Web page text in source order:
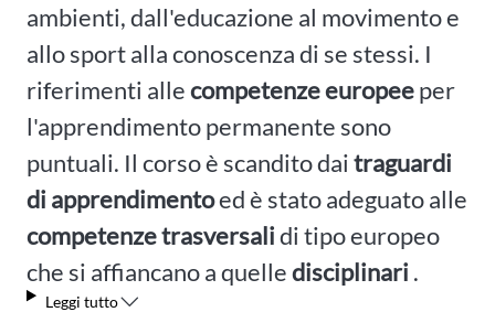
ambienti, dall'educazione al movimento e
allo sport alla conoscenza di se stessi. I
riferimenti allecompetenze europeeper
l'apprendimento permanente sono
puntuali. Il corso è scandito daitraguardi
di apprendimentoed è stato adeguato alle
competenze trasversalidi tipo europeo
che si affiancano a quelledisciplinari .
Leggi tutto